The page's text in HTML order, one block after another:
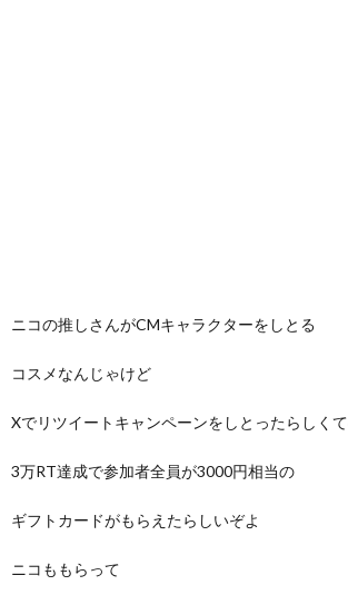
ニコの推しさんがCMキャラクターをしとる
コスメなんじゃけど
Xでリツイートキャンペーンをしとったらしく
3万RT達成で参加者全員が3000円相当の
ギフトカードがもらえたらしいぞよ
ニコももらって